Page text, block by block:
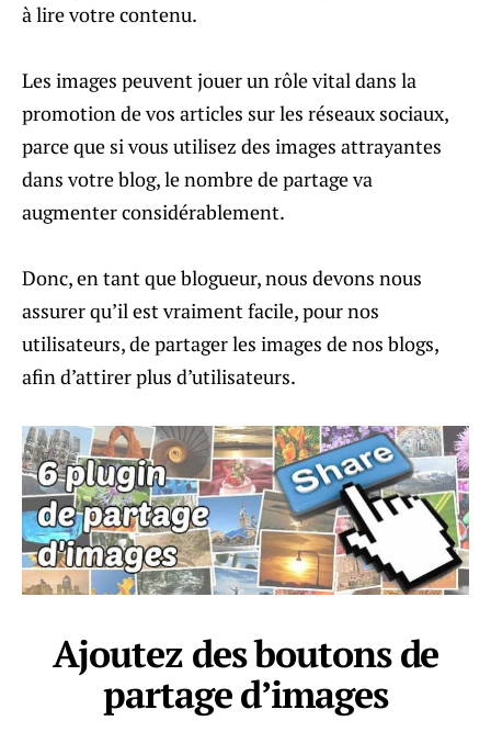
à lire votre contenu.
Les images peuvent jouer un rôle vital dans la
promotion de vos articles sur les réseaux sociaux,
parce que si vous utilisez des images attrayantes
dans votre blog, le nombre de partage va
augmenter considérablement.
Donc, en tant que blogueur, nous devons nous
assurer qu’il est vraiment facile, pour nos
utilisateurs, de partager les images de nos blogs,
afin d’attirer plus d’utilisateurs.
Ajoutez des boutons de
partage d’images